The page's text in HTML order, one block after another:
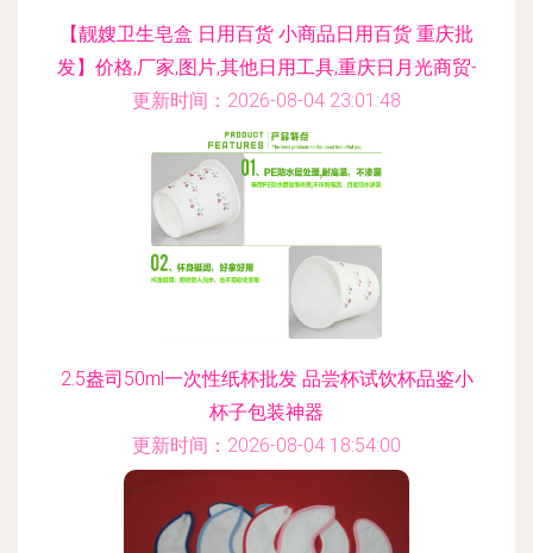
【靓嫂卫生皂盒 日用百货 小商品日用百货 重庆批
发】价格,厂家,图片,其他日用工具,重庆日月光商贸-
更新时间：2026-08-04 23:01:48
2.5盎司50ml一次性纸杯批发 品尝杯试饮杯品鉴小
杯子包装神器
更新时间：2026-08-04 18:54:00